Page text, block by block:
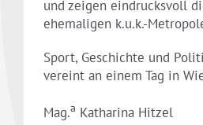
und zeigen eindrucksvoll
ehemaligen k.u.k.-
Sport, Geschichte und
vereint an einem Tag in
Mag.a Katharina Hitzel